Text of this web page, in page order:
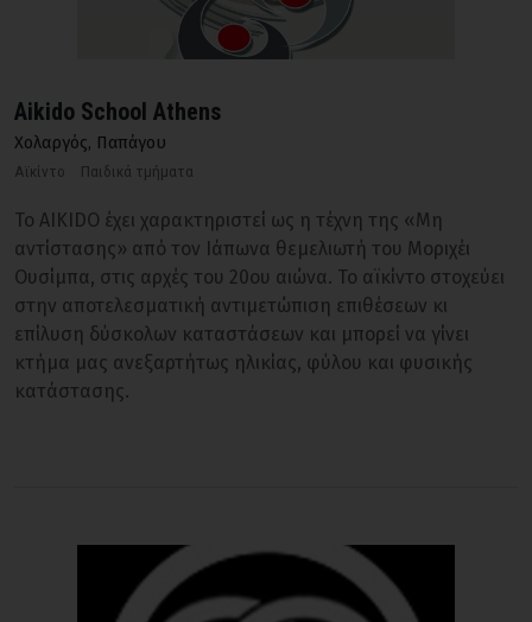
Aikido School Athens
Χολαργός, Παπάγου
Αϊκίντο Παιδικά τμήματα
Το AIKIDO έχει χαρακτηριστεί ως η τέχνη της «Μη
αντίστασης» από τον Ιάπωνα θεμελιωτή του Μοριχέι
Ουσίμπα, στις αρχές του 20ου αιώνα. Το αϊκίντο στοχεύει
στην αποτελεσματική αντιμετώπιση επιθέσεων κι
επίλυση δύσκολων καταστάσεων και μπορεί να γίνει
κτήμα μας ανεξαρτήτως ηλικίας, φύλου και φυσικής
κατάστασης.